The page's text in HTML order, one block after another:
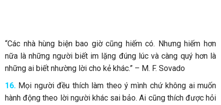
“Các nhà hùng biện bao giờ cũng hiếm có. Nhưng hiếm hơn
nữa là những người biết im lặng đúng lúc và càng quý hơn là
những ai biết nhường lời cho kẻ khác.” – M. F. Sovado
16. Mọi người đều thích làm theo ý mình chứ không ai muốn
hành động theo lời người khác sai bảo. Ai cũng thích được hỏi